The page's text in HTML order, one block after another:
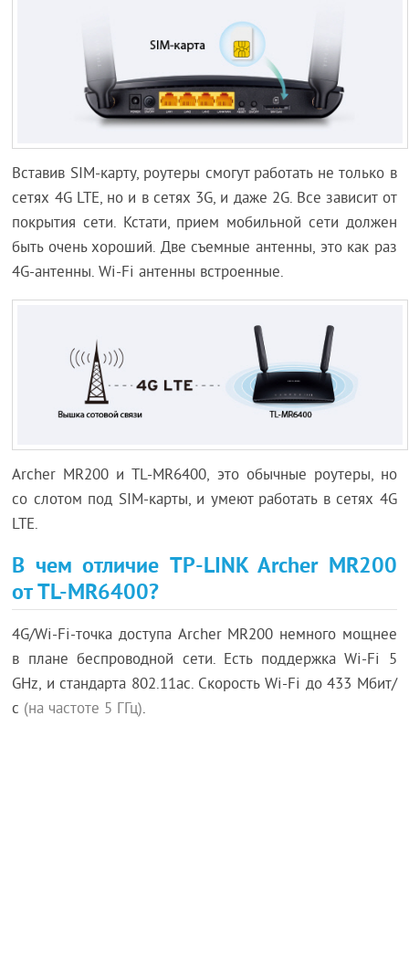
Вставив SIM-карту, роутеры смогут работать не только в
сетях 4G LTE, но и в сетях 3G, и даже 2G. Все зависит от
покрытия сети. Кстати, прием мобильной сети должен
быть очень хороший. Две съемные антенны, это как раз
4G-антенны. Wi-Fi антенны встроенные.
Archer MR200 и TL-MR6400, это обычные роутеры, но
со слотом под SIM-карты, и умеют работать в сетях 4G
LTE.
В чем отличие TP-LINK Archer MR200
от TL-MR6400?
4G/Wi-Fi-точка доступа Archer MR200 немного мощнее
в плане беспроводной сети. Есть поддержка Wi-Fi 5
GHz, и стандарта 802.11ac. Скорость Wi-Fi до 433 Мбит/
с (на частоте 5 ГГц).